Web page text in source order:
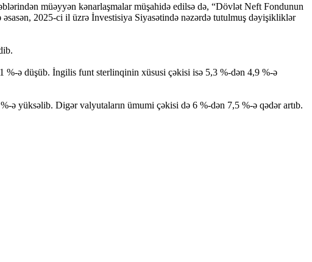
müəyyən kənarlaşmalar müşahidə edilsə də, “Dövlət Neft Fondunun
2025-ci il üzrə İnvestisiya Siyasətində nəzərdə tutulmuş dəyişikliklər
ə düşüb. İngilis funt sterlinqinin xüsusi çəkisi isə 5,3 %-dən 4,9 %-ə
ə yüksəlib. Digər valyutaların ümumi çəkisi də 6 %-dən 7,5 %-ə qədər artıb.